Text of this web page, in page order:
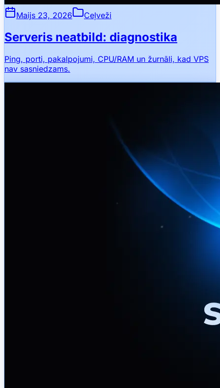
Maijs 23, 2026 Ceļveži
Serveris neatbild: diagnostika
Ping, porti, pakalpojumi, CPU/RAM un žurnāli, kad VPS
nav sasniedzams.